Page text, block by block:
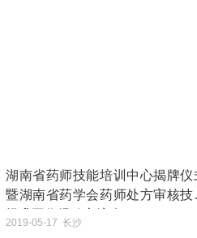
湖南省药师技能培训中心揭牌仪
暨湖南省药学会药师处方审核技
2019-05-17 长沙